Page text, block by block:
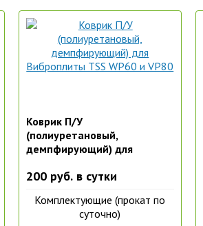
Коврик П/У
(полиуретановый,
демпфирующий) для
VP80
200 руб. в сутки
Комплектующие (прокат по
суточно)